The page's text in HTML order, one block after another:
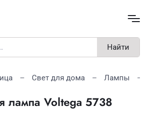
Найти
Свет для дома Лампы
лампа Voltega 5738